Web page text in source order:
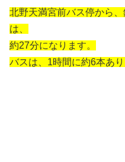
北野天満宮前バス停から
は、
約27分になります。
バスは、1時間に約6本あり